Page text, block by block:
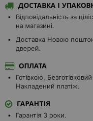
ДОСТАВКА І
Відповідальність за
на магазині.
Доставка Новою
дверей.
ОПЛАТА
Готівкою,
Накладений платіж.
ГАРАНТІЯ
Гарантія 3 роки.